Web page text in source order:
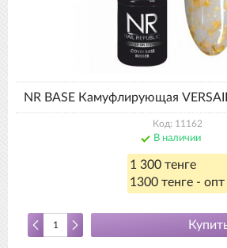
NR BASE Камуфлирующая
Код: 11162
В наличии
1 300 тенге
1300 тенге - опт